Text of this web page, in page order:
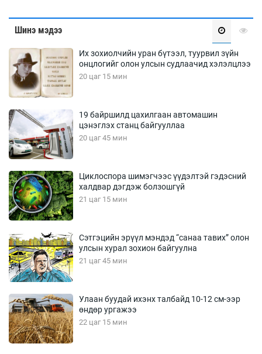
Шинэ мэдээ
Их зохиолчийн уран бүтээл, туурвил зүйн
онцлогийг олон улсын судлаачид хэлэлцлээ
20 цаг 15 мин
19 байршилд цахилгаан автомашин
цэнэглэх станц байгууллаа
20 цаг 45 мин
Циклоспора шимэгчээс үүдэлтэй гэдэсний
халдвар дэгдэж болзошгүй
21 цаг 15 мин
Сэтгэцийн эрүүл мэндэд “санаа тавих” олон
улсын хурал зохион байгуулна
21 цаг 45 мин
Улаан буудай ихэнх талбайд 10-12 см-ээр
өндөр ургажээ
22 цаг 15 мин